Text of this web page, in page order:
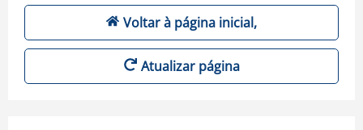
Voltar à página inicial,
Atualizar página